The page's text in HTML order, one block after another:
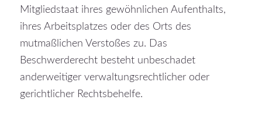
Mitgliedstaat ihres gewöhnlichen Aufenthalts,
ihres Arbeitsplatzes oder des Orts des
mutmaßlichen Verstoßes zu. Das
Beschwerderecht besteht unbeschadet
anderweitiger verwaltungsrechtlicher oder
gerichtlicher Rechtsbehelfe.